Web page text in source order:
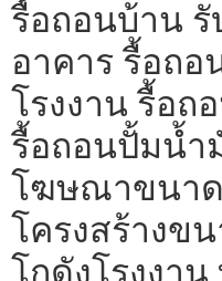
รื้อถอนบ้าน รั
อาคาร รื้อถอ
โรงงาน รื้อถ
รื้อถอนปั้มน้ำ
โฆษณาขนา
โครงสร้างข
โกดังโรงงา